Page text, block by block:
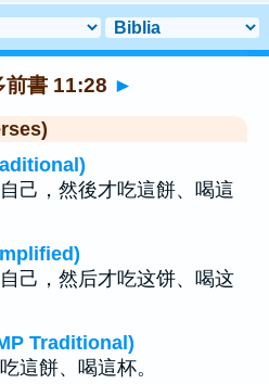
前書 11:28 ►
己，然後才吃這餅、喝這
己，然后才吃这饼、喝这
Traditional)
這餅、喝這杯。